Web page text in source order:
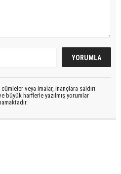
veya imalar, inançlara saldırı
büyük harflerle yazılmış yorumlar